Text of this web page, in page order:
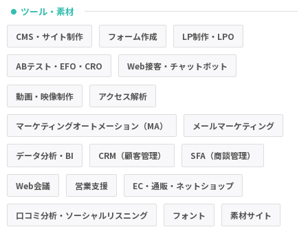
● ツール・素材
CMS・サイト制作 フォーム作成 LP制作・LPO
ABテスト・EFO・CRO Web接客・チャットボット
動画・映像制作 アクセス解析
マーケティングオートメーション（MA） メールマーケティング
データ分析・BI CRM（顧客管理） SFA（商談管理）
Web会議 営業支援 EC・通販・ネットショップ
口コミ分析・ソーシャルリスニング フォント 素材サイト